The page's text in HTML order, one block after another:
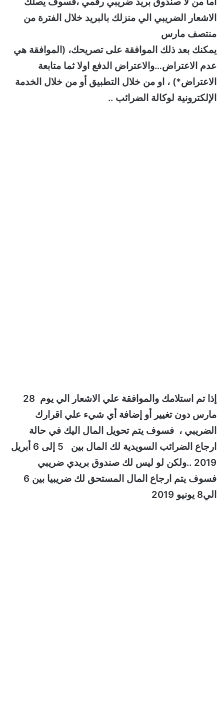
الاشعار الضريبي الي منزلك بالبريد خلال الفترة من
منتصف مارس
يمكنك بعد ذلك الموافقة على تصريحك، (الموافقة هي
عدم الاعتراض…والاعتراض الدفع اولا ثما متابعة
الاعتراض*) ، او من خلال التطبيق أو من خلال الخدمة
الإلكترونية لوكالة الضرائب ..
إذا تم استلامك والموافقة علي الاشعار الي يوم 28
مارس دون تغيير أو إضافة أي شيء علي اقرارك
الضريبي ، فسوف يتم تحويل المال اليك في حالة
ارجاع الضرائب السويدية لك المال بين 5 إلى 6 أبريل
2019 ..ولكن لو ليس لك صندوق بريدي ضريبي
فسوف يتم ارجاع المال المستحق لك ضريبيا بين 6
الي8 يونيو 2019